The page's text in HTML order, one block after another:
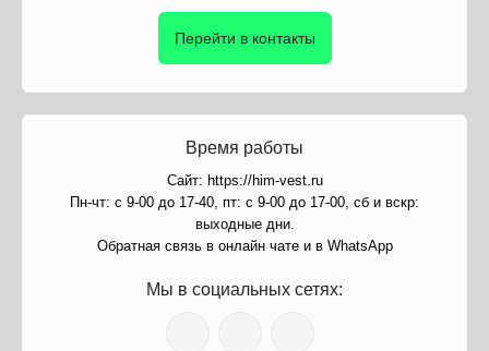
Перейти в контакты
Время работы
Сайт: https://him-vest.ru
Пн-чт: с 9-00 до 17-40, пт: с 9-00 до 17-00, сб и вскр:
выходные дни.
Обратная связь в онлайн чате и в WhatsApp
Мы в социальных сетях: